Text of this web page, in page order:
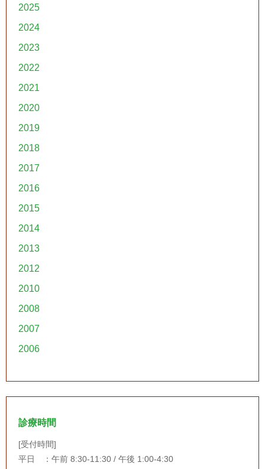
2025
2024
2023
2022
2021
2020
2019
2018
2017
2016
2015
2014
2013
2012
2010
2008
2007
2006
診療時間
[受付時間]
平日 ：午前 8:30-11:30 / 午後 1:00-4:30